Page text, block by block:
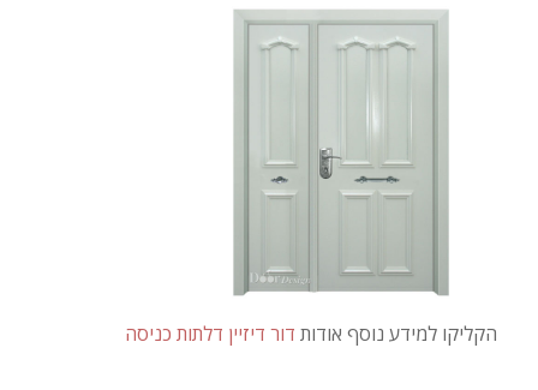
הקליקו למידע נוסף אודות דור דיזיין דלתות כניסה